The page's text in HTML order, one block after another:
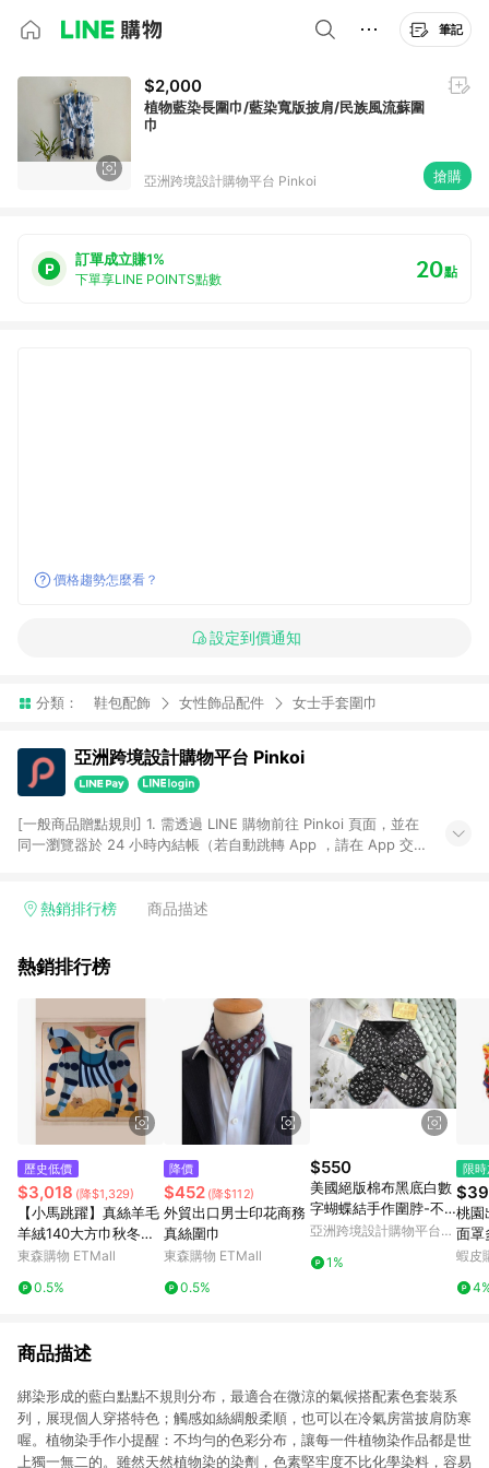
筆記
$2,000
植物藍染長圍巾/藍染寬版披肩/民族風流蘇圍
巾
亞洲跨境設計購物平台 Pinkoi 搶購
訂單成立賺1%
下單享LINE POINTS點數 20點
價格趨勢怎麼看？
設定到價通知
分類： 鞋包配飾 女性飾品配件 女士手套圍巾
亞洲跨境設計購物平台 Pinkoi
[一般商品贈點規則] 1. 需透過 LINE 購物前往 Pinkoi 頁面，並在
同一瀏覽器於 24 小時內結帳（若自動跳轉 App ，請在 App 交
回饋訂單不得享有 Pinkoi 站方優惠，例如首購優惠，P coins，
行為，不具贈點資格，部分退款不在此限。 6. APP 請更新至
貨後 45 天後發送。 8. 群眾募資商品，禮物卡，開館保證金，補
運費，攤位費等不具贈點資格。 9. LINE 購物站上之商品規格、
顏色、價位、贈品如與 Pinkoi 商品資訊頁及購物車不符，以
Pinkoi 購物商品資訊頁及購物車標示為準。 10. 點數紅包使用規
則請以點數紅包活動說明為準。 11. 若於 LINE 購物前往 Pinkoi
頁面後才首次下載 Pinkoi APP 並完成訂單，不符合導購資格；承
上，首次下載 Pinkoi APP 後，需透過 LINE 購物前往 Pinkoi 頁
熱銷排行榜 商品描述
熱銷排行榜
歷史低價
$3,018 (降$1,329)
【小馬跳躍】真絲羊毛
羊絨140大方巾秋冬夏
季薄款保暖絲絨披肩
東森購物 ETMall
0.5%
降價
$452 (降$112)
外貿出口男士印花商務
真絲圍巾
東森購物 ETMall
0.5%
$550
美國絕版棉布黑底白數
字蝴蝶結手作圍脖-不
分年齡圍脖-圍巾-脖圍
亞洲跨境設計購物平台
1%
限
$39
桃園
面罩
步騎
蝦皮
商品描述
綁染形成的藍白點點不規則分布，最適合在微涼的氣候搭配素色套裝系
列，展現個人穿搭特色；觸感如絲綢般柔順，也可以在冷氣房當披肩防寒
喔。植物染手作小提醒：不均勻的色彩分布，讓每一件植物染作品都是世
上獨一無二的。雖然天然植物染的染劑，色素堅牢度不比化學染料，容易